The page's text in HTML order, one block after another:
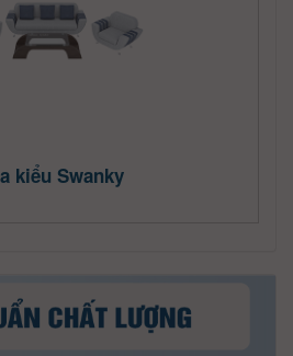
kiểu Swanky